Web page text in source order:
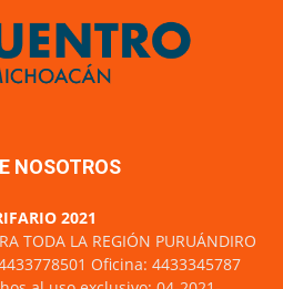
NOSOTROS
2021
TODA LA REGIÓN PURUÁNDIRO
Oficina: 4433345787